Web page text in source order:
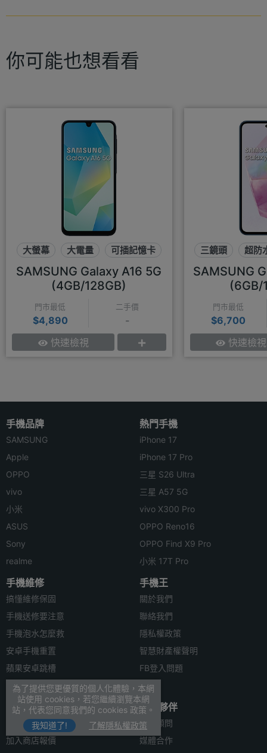
你可能也想看看
大螢幕 大電量 可插記憶卡
SAMSUNG Galaxy A16 5G
(4GB/128GB)
門市最低
$4,890
二手價
-
快速檢視
三鏡頭 超防
SAMSUNG
(6GB/
門市最低
$6,700
快速檢視
手機品牌
SAMSUNG
Apple
OPPO
vivo
小米
ASUS
Sony
realme
熱門手機
iPhone 17
iPhone 17 Pro
三星 S26 Ultra
三星 A57 5G
vivo X300 Pro
OPPO Reno16
OPPO Find X9 Pro
小米 17T Pro
手機維修
搞懂維修保固
手機送修要注意
手機泡水怎麼救
安卓手機重置
蘋果安卓跳槽
安卓資料轉移
手機王
關於我們
聯絡我們
隱私權政策
智慧財產權聲明
FB登入問題
合作聯絡
廣告刊登
加入商店報價
合作夥伴
法律顧問
媒體合作
為了提供您更優質的個人化體驗，本網
站使用 cookies，若您繼續瀏覽本網
站，代表您同意我們的 cookies 政策。
我知道了!
了解隱私權政策